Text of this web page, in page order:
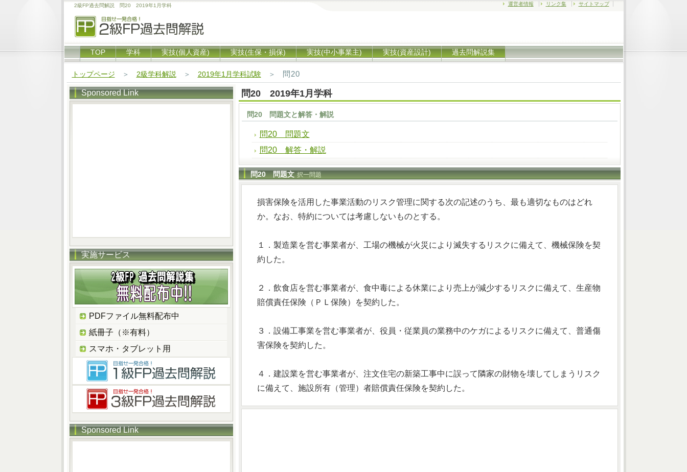
2級FP過去問解説 問20 2019年1月学科 運営者情報 リンク集 サイトマップ
TOP 学科 実技(個人資産) 実技(生保・損保) 実技(中小事業主) 実技(資産設計) 過去問解説集
トップページ ＞ 2級学科解説 ＞ 2019年1月学科試験＞ 問20
問20 2019年1月学科
問20 問題文と解答・解説
問20 問題文
問20 解答・解説
問20 問題文 択一問題
損害保険を活用した事業活動のリスク管理に関する次の記述のうち、最も適切なものはどれ
か。なお、特約については考慮しないものとする。
１．製造業を営む事業者が、工場の機械が火災により滅失するリスクに備えて、機械保険を契
約した。
２．飲食店を営む事業者が、食中毒による休業により売上が減少するリスクに備えて、生産物
賠償責任保険（ＰＬ保険）を契約した。
３．設備工事業を営む事業者が、役員・従業員の業務中のケガによるリスクに備えて、普通傷
害保険を契約した。
４．建設業を営む事業者が、注文住宅の新築工事中に誤って隣家の財物を壊してしまうリスク
に備えて、施設所有（管理）者賠償責任保険を契約した。
Sponsored Link
実施サービス
PDFファイル無料配布中
紙冊子（※有料）
スマホ・タブレット用
Sponsored Link